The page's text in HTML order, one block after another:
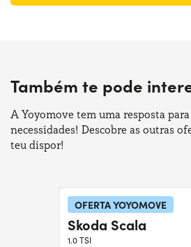
Empresas
Trabalha connosco
POR QUE É CONVENIENTE
Precisa de ajuda?
Também te pode
A Yoyomove tem uma resposta
necessidades! Descobre as outras
teu dispor!
OFERTA YOYOMOVE
Skoda Scala
1.0 TSI